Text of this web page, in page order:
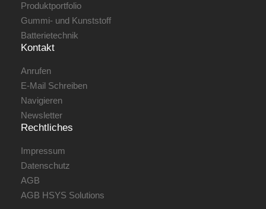
Produktportfolio
Gummi- und Kunststoff
Batterietechnik
Kontakt
Anrufen
E-Mail Schreiben
Navigieren
Newsletter
Rechtliches
Impressum
Datenschutz
AGB
AGB HSYS Solutions